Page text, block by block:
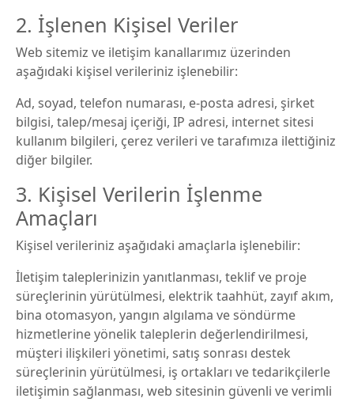
2. İşlenen Kişisel Veriler
Web sitemiz ve iletişim kanallarımız üzerinden
aşağıdaki kişisel verileriniz işlenebilir:
Ad, soyad, telefon numarası, e-posta adresi, şirket
bilgisi, talep/mesaj içeriği, IP adresi, internet sitesi
kullanım bilgileri, çerez verileri ve tarafımıza ilettiğiniz
diğer bilgiler.
3. Kişisel Verilerin İşlenme
Amaçları
Kişisel verileriniz aşağıdaki amaçlarla işlenebilir:
İletişim taleplerinizin yanıtlanması, teklif ve proje
süreçlerinin yürütülmesi, elektrik taahhüt, zayıf akım,
bina otomasyon, yangın algılama ve söndürme
hizmetlerine yönelik taleplerin değerlendirilmesi,
müşteri ilişkileri yönetimi, satış sonrası destek
süreçlerinin yürütülmesi, iş ortakları ve tedarikçilerle
iletişimin sağlanması, web sitesinin güvenli ve verimli